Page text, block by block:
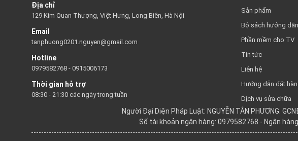
Địa chỉ
129 Kim Quan Thượng, Việt Hưng, Long Biên, Hà Nội
Email
tanphuong0201.nguyen@gmail.com
Hotline
0979582768 - 0915006173
Thời gian hỗ trợ
08:30 - 21:30 các ngày trong tuần
Sản phẩm
Bộ sách hướng dẫn
Phần mềm cho TV
Tin tức
Liên hệ
Hướng dẫn đặt
Dịch vụ sửa chữa
Người Đại Diện Pháp Luật: NGUYỄN TÂN PHƯƠNG.
Số tài khoản ngân hàng: 0979582768 - Ngân